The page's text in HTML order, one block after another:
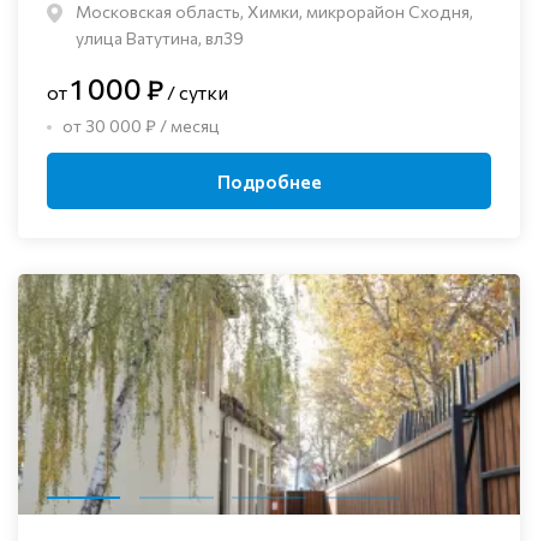
Московская область, Химки, микрорайон Сходня,
улица Ватутина, вл39
от1 000 ₽ / сутки
от 30 000 ₽ / месяц
Подробнее